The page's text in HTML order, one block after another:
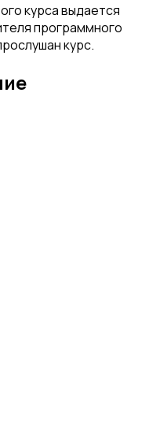
курса выдается
программного
курс.